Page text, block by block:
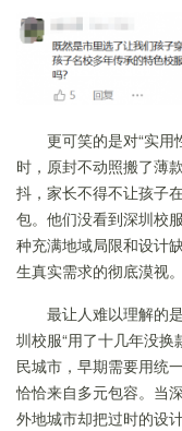
更可笑的是对“实用
时，原封不动照搬了薄
抖，家长不得不让孩子
包。他们没看到深圳校
种充满地域局限和设计
生真实需求的彻底漠视。
最让人难以理解的
圳校服“用了十几年没
民城市，早期需要用统
恰恰来自多元包容。当
外地城市却把过时的设